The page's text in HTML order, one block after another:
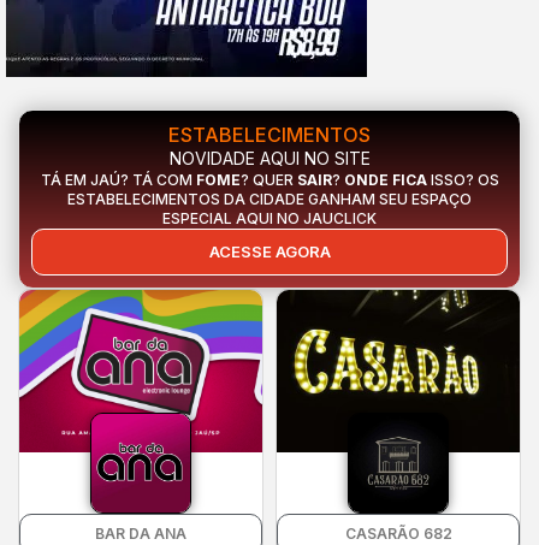
BAR DA ANA CASARÃO 682
ESTABELECIMENTOS
NOVIDADE AQUI NO SITE
TÁ EM JAÚ? TÁ COM FOME? QUER SAIR? ONDE FICAISSO? OS
ESTABELECIMENTOS DA CIDADE GANHAM SEU ESPAÇO
ESPECIAL AQUI NO JAUCLICK
ACESSE AGORA